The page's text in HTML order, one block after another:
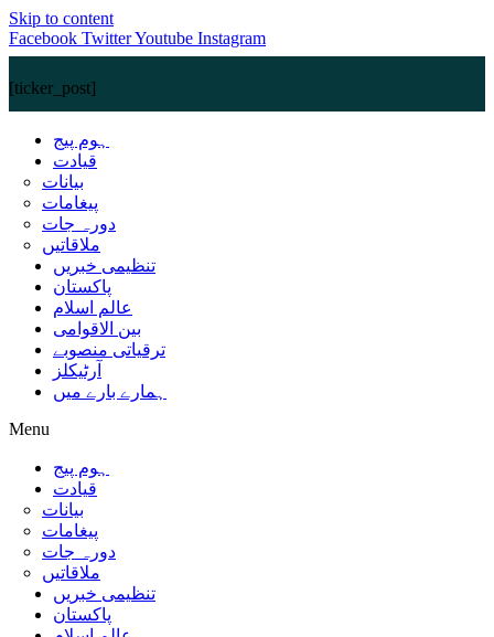
Skip to content
Facebook TwitterYoutube Instagram
[ticker_post]
ہوم پیج
قیادت
بیانات
پیغامات
دورہ جات
ملاقاتیں
تنظیمی خبریں
پاکستان
عالم اسلام
بین الاقوامی
ترقیاتی منصوبے
آرٹیکلز
ہمارے بارے میں
Menu
ہوم پیج
قیادت
بیانات
پیغامات
دورہ جات
ملاقاتیں
تنظیمی خبریں
پاکستان